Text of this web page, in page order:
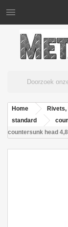

Home Rivets,
standard
countersunk head